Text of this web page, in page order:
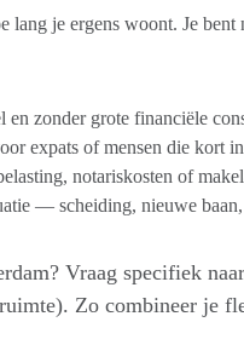
je ergens woont. Je
en zonder grote financiële
expats of mensen die kort
notariskosten of
— scheiding, nieuwe
Vraag specifiek
Zo combineer je